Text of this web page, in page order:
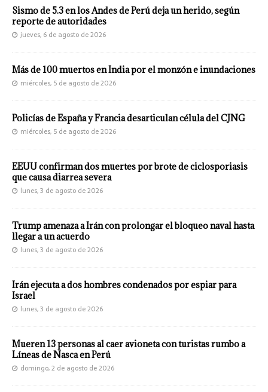
Sismo de 5.3 en los Andes de Perú deja un herido, según
reporte de autoridades
jueves, 6 de agosto de 2026
Más de 100 muertos en India por el monzón e inundaciones
miércoles, 5 de agosto de 2026
Policías de España y Francia desarticulan célula del CJNG
miércoles, 5 de agosto de 2026
EEUU confirman dos muertes por brote de ciclosporiasis
que causa diarrea severa
lunes, 3 de agosto de 2026
Trump amenaza a Irán con prolongar el bloqueo naval hasta
llegar a un acuerdo
lunes, 3 de agosto de 2026
Irán ejecuta a dos hombres condenados por espiar para
Israel
lunes, 3 de agosto de 2026
Mueren 13 personas al caer avioneta con turistas rumbo a
Líneas de Nasca en Perú
domingo, 2 de agosto de 2026